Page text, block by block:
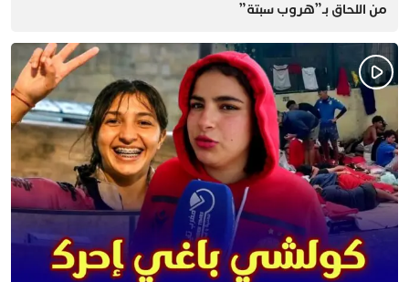
من اللحاق بـ”هروب سبتة”